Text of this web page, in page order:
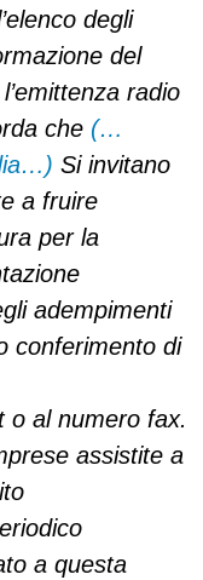
degli
del
radio
che (…
Si invitano
a fruire
per la
adempimenti
conferimento di
o al numero fax.
assistite a
a questa